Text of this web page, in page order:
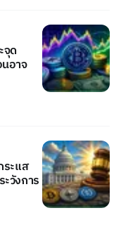
จุด
อาจ
ะแส
วังการ